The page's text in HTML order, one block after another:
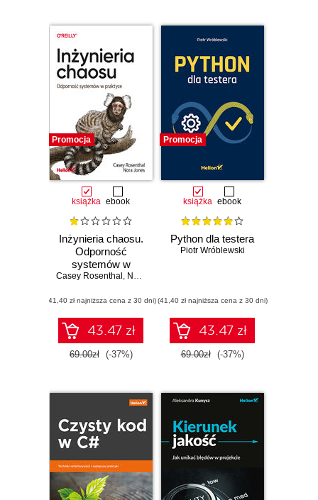
Promocja
książka ebook
Inżynieria chaosu.
Odporność
systemów w
praktyce
Casey Rosenthal , Nora Jones
(41,40 zł najniższa cena z 30 dni)
43.47 zł
69.00zł (-37%)
Promocja
książka ebook
Python dla testera
Piotr Wróblewski
(41,40 zł najniższa cena z 30 dni)
43.47 zł
69.00zł (-37%)